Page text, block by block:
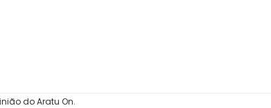
do Aratu On.